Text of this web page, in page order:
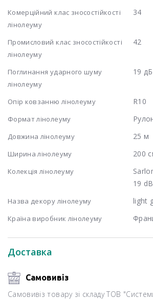
Доставка
Самовивіз
Самовивіз товару зі складу ТОВ
Комерційний клас зносостійкості
лінолеуму
34
Промисловий клас зносостійкості
лінолеуму
42
Поглинання ударного шуму
лінолеуму
19 дБ
Опір ковзанню лінолеуму R10
Формат лінолеуму
Довжина лінолеуму 25 м
Ширина лінолеуму 200
Колекція лінолеуму
19 dB
Назва декору лінолеуму light
Країна виробник лінолеуму